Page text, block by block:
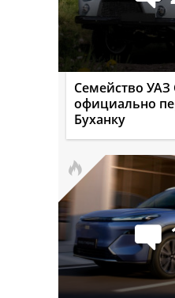
Семейство УАЗ
официально
Буханку